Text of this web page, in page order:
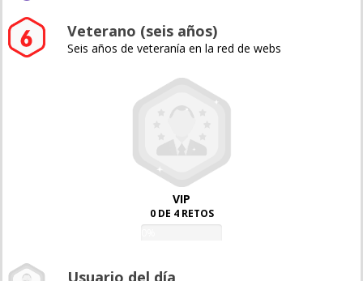
Veterano (seis años)
Seis años de veteranía en la red de webs
VIP
0 DE 4 RETOS
Usuario del día